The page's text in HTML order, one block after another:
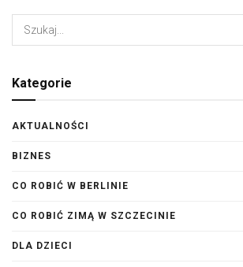
Kategorie
AKTUALNOŚCI
BIZNES
CO ROBIĆ W BERLINIE
CO ROBIĆ ZIMĄ W SZCZECINIE
DLA DZIECI